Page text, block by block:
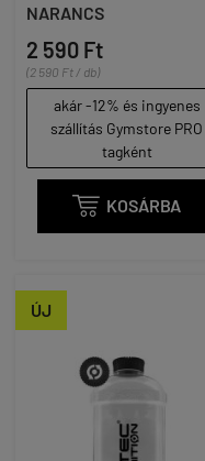
NARANCS
2 590 Ft
(2 590 Ft / db)
akár -12% és ingyenes
szállítás Gymstore PRO
tagként
 KOSÁRBA
ÚJ